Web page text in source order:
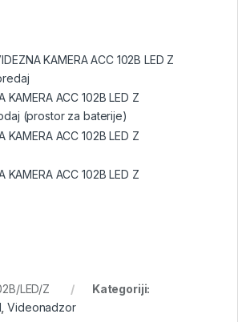
(prostor za baterije)
LED/Z
Kategoriji:
,Videonadzor